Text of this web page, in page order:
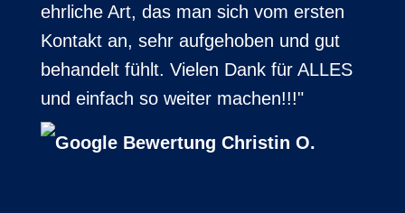
ehrliche Art, das man sich vom ersten
Kontakt an, sehr aufgehoben und gut
behandelt fühlt. Vielen Dank für ALLES
und einfach so weiter machen!!!"
Christin O.